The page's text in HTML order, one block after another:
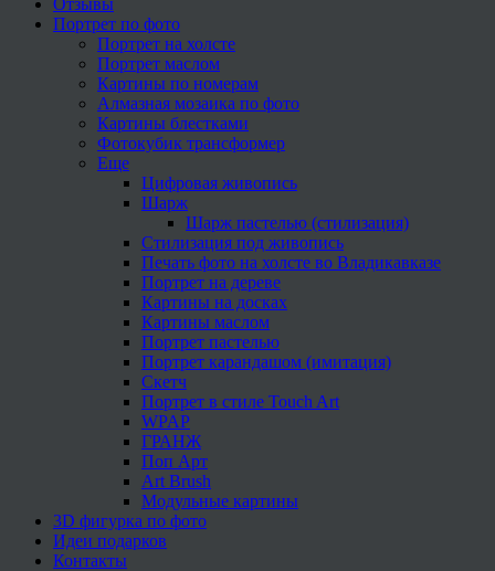
Портрет по фото
Портрет на холсте
Портрет маслом
Картины по номерам
Алмазная мозаика по фото
Картины блестками
Фотокубик трансформер
Еще
Цифровая живопись
Шарж
Шарж пастелью (стилизация)
Стилизация под живопись
Печать фото на холсте во Владикавказе
Портрет на дереве
Картины на досках
Картины маслом
Портрет пастелью
Портрет карандашом (имитация)
Скетч
Портрет в стиле Touch Art
WPAP
ГРАНЖ
Поп Арт
Art Brush
Модульные картины
3D фигурка по фото
Идеи подарков
Контакты